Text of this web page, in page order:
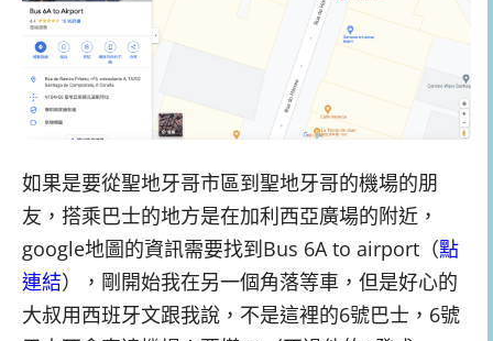
如果是要從聖地牙哥市區到聖地牙哥的機場的朋
友，搭乘巴士的地方是在加利西亞廣場的附近，
google地圖的資訊需要找到Bus 6A to airport（點
連結），剛開始我在另一個角落等車，但是好心的
大叔用西班牙文跟我說，不是這裡的6號巴士，6號